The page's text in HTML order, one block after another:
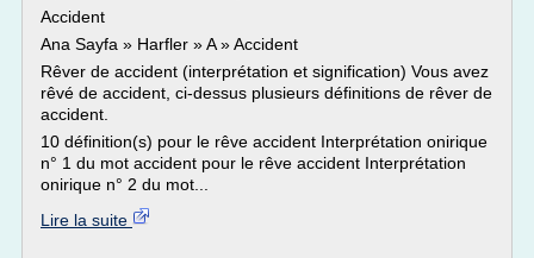
Accident
Ana Sayfa » Harfler » A » Accident
Rêver de accident (interprétation et signification) Vous avez
rêvé de accident, ci-dessus plusieurs définitions de rêver de
accident.
10 définition(s) pour le rêve accident Interprétation onirique
n° 1 du mot accident pour le rêve accident Interprétation
onirique n° 2 du mot...
Lire la suite